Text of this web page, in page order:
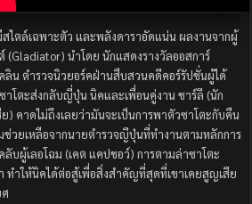
ไตล์เฉพาะตัว และพลังดาราอัดแน่น ผลงานจากผู้
(Gladiator) นำโดย นักแสดงรางวัลออสการ์
ลิน ตำรวจนิวยอร์คฝ่านสืบสวนคดีคอร์รัปชั่นผู้ได้
าโตะส่งกลับญี่ปุ่น นิคและเพื่อนคู่งาน ชาร์ลี (นัก
) คาดไม่ถึงเลยว่ามันจะเป็นการพาตัวซาโตะกับคืน
ช่วยเหลือจากนายตำรวจญีปุ่นที่ทำงานตามหลักการ
บผู้เลอโฉม (เคต แคปชอว์) การตามล่าซาโตะ
ทำให้นิคได้ต่อสู้เพื่อสิ่งสำคัญที่สุดที่เขาเคยสูญเสีย